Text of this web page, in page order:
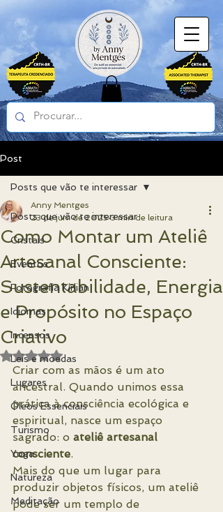
Post
Posts que vão te interessar
Cristais
Eventos
Fotografia Kirlian
Idiomas
Incensos
Leis e moedas
Lugares
Óleos Essenciais
Turismo
Yoga
Natureza
Meditação
Posts que vão te interessar
Como Montar um Ateliê
Artesanal Consciente:
Sustentabilidade, Energia
e Propósito no Espaço
Criativo
Anny Mentges
23 de jun. de 2025 3 min de leitura
Avaliado com NaN de 5 estrelas.
Criar com as mãos é um ato
ancestral. Quando unimos essa
prática à consciência ecológica e
espiritual, nasce um espaço
sagrado: o ateliê artesanal
consciente.
Mais do que um lugar para
produzir objetos físicos, um ateliê
pode ser um templo de